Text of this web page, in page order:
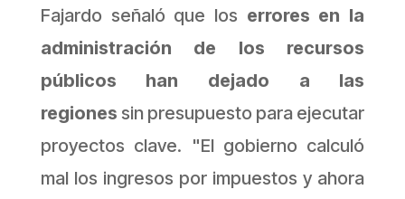
Fajardo señaló que los errores en la
administración de los recursos
públicos han dejado a las
regiones sin presupuesto para ejecutar
proyectos clave. "El gobierno calculó
mal los ingresos por impuestos y ahora